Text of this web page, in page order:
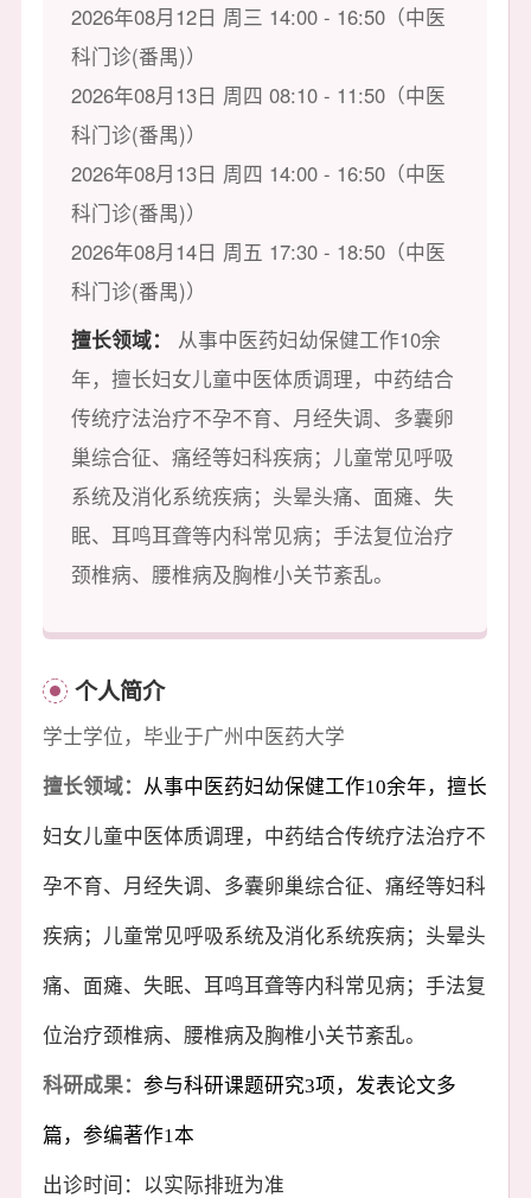
2026年08月12日 周三 14:00 - 16:50（中医
科门诊(番禺)）
2026年08月13日 周四 08:10 - 11:50（中医
科门诊(番禺)）
2026年08月13日 周四 14:00 - 16:50（中医
科门诊(番禺)）
2026年08月14日 周五 17:30 - 18:50（中医
科门诊(番禺)）
擅长领域：
从事中医药妇幼保健工作10余
年，擅长妇女儿童中医体质调理，中药结合
传统疗法治疗不孕不育、月经失调、多囊卵
巢综合征、痛经等妇科疾病；儿童常见呼吸
系统及消化系统疾病；头晕头痛、面瘫、失
眠、耳鸣耳聋等内科常见病；手法复位治疗
颈椎病、腰椎病及胸椎小关节紊乱。
个人简介
学士学位，毕业于广州中医药大学
擅长领域： 从事中医药妇幼保健工作10余年，擅长
妇女儿童中医体质调理，中药结合传统疗法治疗不
孕不育、月经失调、多囊卵巢综合征、痛经等妇科
疾病；儿童常见呼吸系统及消化系统疾病；头晕头
痛、面瘫、失眠、耳鸣耳聋等内科常见病；手法复
位治疗颈椎病、腰椎病及胸椎小关节紊乱。
科研成果： 参与科研课题研究3项，发表论文多
篇，参编著作1本
出诊时间：以实际排班为准